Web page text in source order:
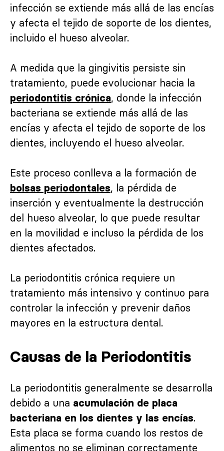
infección se extiende más allá de las encías
y afecta el tejido de soporte de los dientes,
incluido el hueso alveolar.
A medida que la gingivitis persiste sin
tratamiento, puede evolucionar hacia la
periodontitis crónica, donde la infección
bacteriana se extiende más allá de las
encías y afecta el tejido de soporte de los
dientes, incluyendo el hueso alveolar.
Este proceso conlleva a la formación de
bolsas periodontales, la pérdida de
inserción y eventualmente la destrucción
del hueso alveolar, lo que puede resultar
en la movilidad e incluso la pérdida de los
dientes afectados.
La periodontitis crónica requiere un
tratamiento más intensivo y continuo para
controlar la infección y prevenir daños
mayores en la estructura dental.
Causas de la Periodontitis
La periodontitis generalmente se desarrolla
debido a una acumulación de placa
bacteriana en los dientes y las encías.
Esta placa se forma cuando los restos de
alimentos no se eliminan correctamente